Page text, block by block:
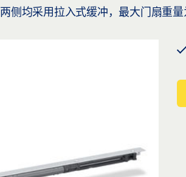
侧均采用拉入式缓冲，最大门扇重